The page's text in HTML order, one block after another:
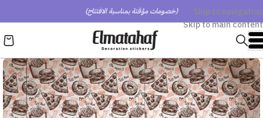
Skip to navigation
Skip to main content
(خصومات مؤقتة بمناسبة الافتتاح)